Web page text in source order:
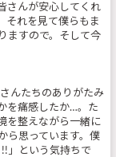
さんが安心してくれ
それを見て僕らもま
ますので。そして今
んたちのありがたみ
を痛感したか…。た
を整えながら一緒に
ら思っています。僕
」という気持ちで